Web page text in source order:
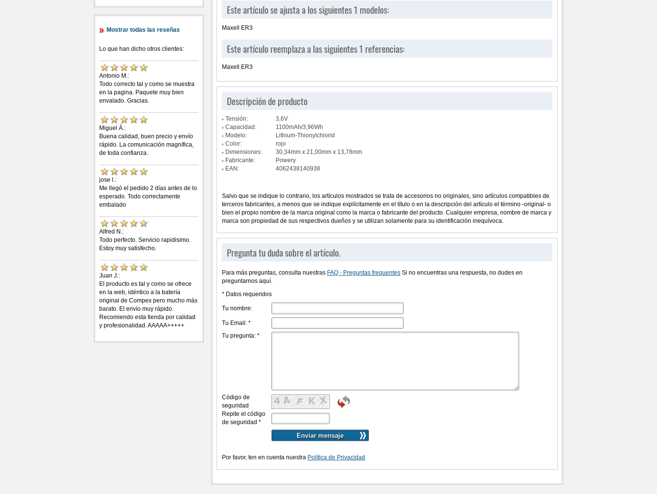
Mostrar todas las reseñas
Lo que han dicho otros clientes:
Antonio M.:
Todo correcto tal y como se muestra
en la pagina. Paquete muy bien
envalado. Gracias.
Miguel Á.:
Buena calidad, buen precio y envío
rápido. La comunicación magnífica,
de toda confianza.
jose l.:
Me llegó el pedido 2 días antes de lo
esperado. Todo correctamente
embalado
Alfred N.:
Todo perfecto. Servicio rapidisimo.
Estoy muy satisfecho.
Juan J.:
El producto es tal y como se ofrece
en la web, idéntico a la batería
original de Compex pero mucho más
barato. El envío muy rápido.
Recomiendo esta tienda por calidad
y profesionalidad. AAAAA+++++
Este artículo se ajusta a los siguientes 1 modelos:
Maxell ER3
Este artículo reemplaza a las siguientes 1 referencias:
Maxell ER3
Descripción de producto
Tensión:
3,6V
Capacidad:
1100mAh/3,96Wh
Modelo:
Lithium-Thionylchlorid
Color:
rojo
Dimensiones:
30,34mm x 21,00mm x 13,78mm
Fabricante:
Powery
EAN:
4062438140938
Salvo que se indique lo contrario, los artículos mostrados se trata de accesorios no originales, sino artículos compatibles de
terceros fabricantes, a menos que se indique explícitamente en el título o en la descripción del artículo el término -original- o
bien el propio nombre de la marca original como la marca o fabricante del producto. Cualquier empresa, nombre de marca y
marca son propiedad de sus respectivos dueños y se utilizan solamente para su identificación inequívoca.
Pregunta tu duda sobre el artículo.
Para más preguntas, consulta nuestras FAQ - Preguntas frequentes Si no encuentras una respuesta, no dudes en
preguntarnos aquí.
* Datos requeridos
Tu nombre:
Tu Email: *
Tu pregunta: *
Código de
seguridad
Repite el código
de seguridad *
Por favor, ten en cuenta nuestra Política de Privacidad